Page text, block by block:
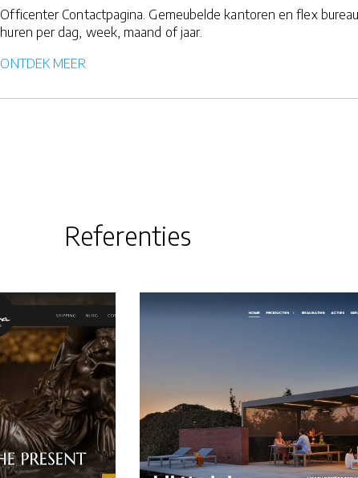
Officenter Contactpagina. Gemeubelde kantoren en flex
huren per dag, week, maand of jaar.
ONTDEK MEER
Referenties